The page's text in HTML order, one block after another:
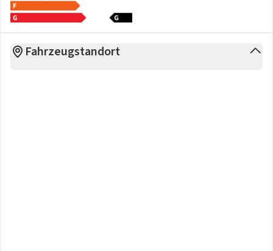
eventuelle Fehler in der Anzeige keine Gewähr oder Haftung
übernehmen können.
Fahrzeugstandort